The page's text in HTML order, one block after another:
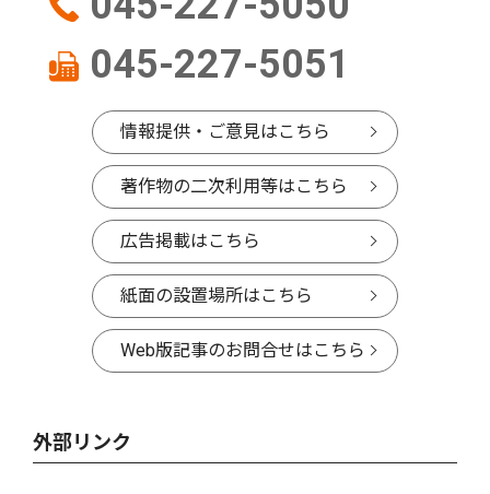
045-227-5051
情報提供・ご意見はこちら
著作物の二次利用等はこちら
広告掲載はこちら
紙面の設置場所はこちら
Web版記事のお問合せはこちら
外部リンク